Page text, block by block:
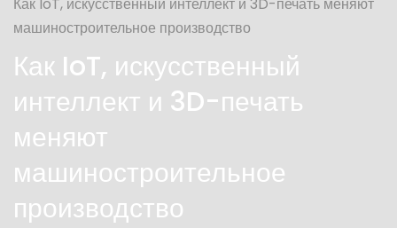
машиностроительное производство
Как IoT, искусственный
интеллект и 3D-печать
меняют
машиностроительное
производство